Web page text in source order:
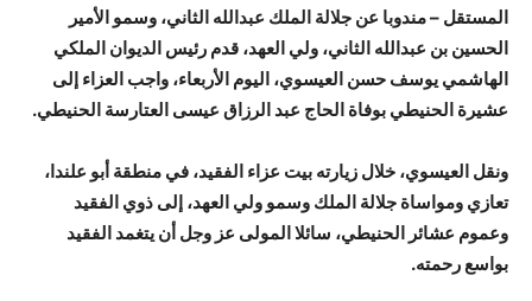
المستقل – مندوبا عن جلالة الملك عبدالله الثاني، وسمو الأمير
الحسين بن عبدالله الثاني، ولي العهد، قدم رئيس الديوان الملكي
الهاشمي يوسف حسن العيسوي، اليوم الأربعاء، واجب العزاء إلى
عشيرة الحنيطي بوفاة الحاج عبد الرزاق عيسى العتارسة الحنيطي.
ونقل العيسوي، خلال زيارته بيت عزاء الفقيد، في منطقة أبو علندا،
تعازي ومواساة جلالة الملك وسمو ولي العهد، إلى ذوي الفقيد
وعموم عشائر الحنيطي، سائلا المولى عز وجل أن يتغمد الفقيد
بواسع رحمته.